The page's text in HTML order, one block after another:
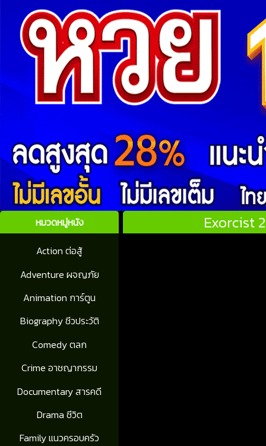
หมวดหมู่หนัง
Action ต่อสู้
Adventure ผจญภัย
Animation การ์ตูน
Biography ชีวประวัติ
Comedy ตลก
Crime อาชญากรรม
Documentary สารคดี
Drama ชีวิต
Family แนวครอบครัว
Exorcist